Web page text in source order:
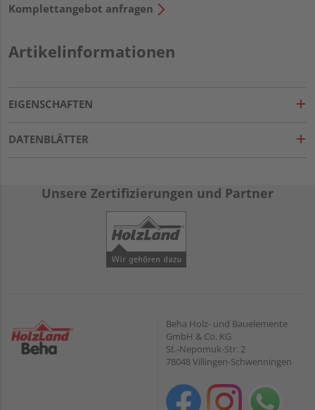
Komplettangebot anfragen
Artikelinformationen
EIGENSCHAFTEN
DATENBLÄTTER
Unsere Zertifizierungen und Partner
Beha Holz- und Bauelemente
GmbH & Co. KG
St.-Nepomuk-Str. 2
78048 Villingen-Schwenningen